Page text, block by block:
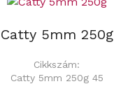
Catty 5mm 250g
Cikkszám:
Catty 5mm 250g 45